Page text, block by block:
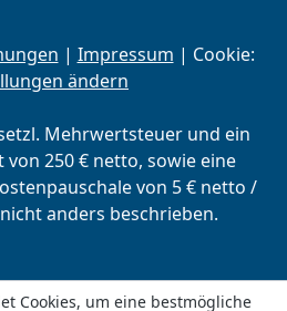
| Impressum | Cookie:
ändern
Mehrwertsteuer und ein
250 € netto, sowie eine
von 5 € netto /
anders beschrieben.
Cookies, um eine bestmögliche